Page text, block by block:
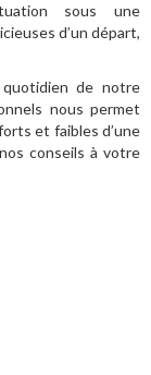
sous une
d’un départ,
de notre
nous permet
et faibles d’une
conseils à votre